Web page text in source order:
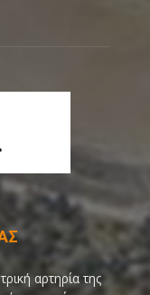
αρτηρία της